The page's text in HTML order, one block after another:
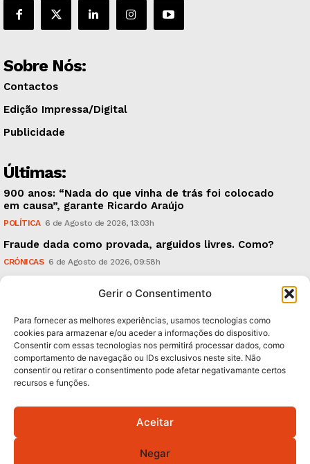
Gerir o Consentimento
Para fornecer as melhores experiências, usamos tecnologias como
cookies para armazenar e/ou aceder a informações do dispositivo.
Consentir com essas tecnologias nos permitirá processar dados, como
comportamento de navegação ou IDs exclusivos neste site. Não
consentir ou retirar o consentimento pode afetar negativamante certos
recursos e funções.
Aceitar
Negar
Sobre Nós:
Contactos
Edição Impressa/Digital
Publicidade
Últimas:
900 anos: “Nada do que vinha de trás foi colocado
em causa”, garante Ricardo Araújo
POLÍTICA 6 de Agosto de 2026, 13:03h
Fraude dada como provada, arguidos livres. Como?
CRÓNICAS 6 de Agosto de 2026, 09:58h
Subscreva Newsletter:
QUERO ADERIR